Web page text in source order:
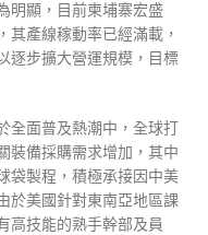
明顯 ， 目前柬埔寨宏盛
其產線稼動率已經滿載 ，
逐步擴大營運規模 ， 目標
全面普及熱潮中 ， 全球打
裝備採購需求增加 ， 其中
袋製程 ， 積極承接因中美
於美國針對東南亞地區課
高技能的熟手幹部及員